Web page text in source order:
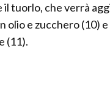
tuorlo, che verrà
olio e zucchero (10)
(11).